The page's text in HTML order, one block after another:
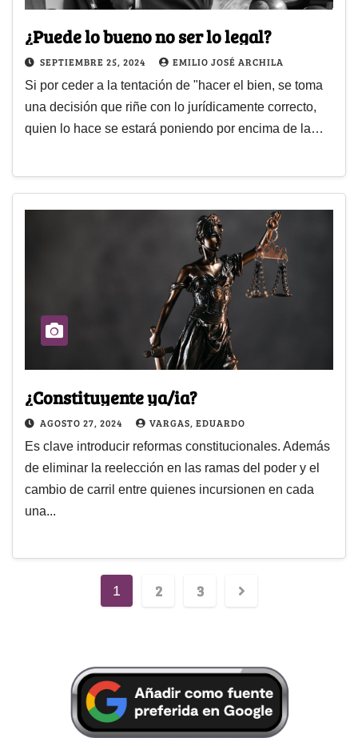
¿Puede lo bueno no ser lo legal?
SEPTIEMBRE 25, 2024 EMILIO JOSÉ ARCHILA
Si por ceder a la tentación de "hacer el bien, se toma
una decisión que riñe con lo jurídicamente correcto,
quien lo hace se estará poniendo por encima de la…
¿Constituyente ya/ia?
AGOSTO 27, 2024 VARGAS, EDUARDO
Es clave introducir reformas constitucionales. Además
de eliminar la reelección en las ramas del poder y el
cambio de carril entre quienes incursionen en cada
una...
1 2 3